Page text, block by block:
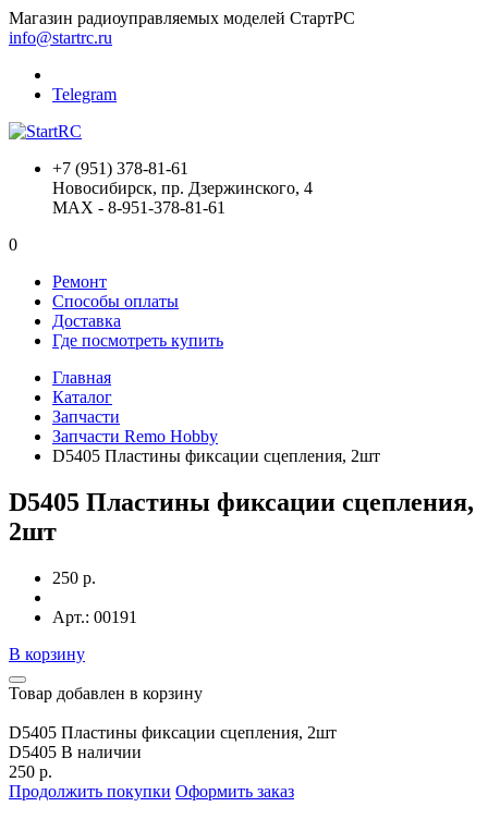
Магазин радиоуправляемых моделей СтартРС
info@startrc.ru
Telegram
+7 (951) 378-81-61
Новосибирск, пр. Дзержинского, 4
MAX - 8-951-378-81-61
0
Ремонт
Способы оплаты
Доставка
Где посмотреть купить
Главная
Каталог
Запчасти
Запчасти Remo Hobby
D5405 Пластины фиксации сцепления, 2шт
D5405 Пластины фиксации сцепления,
2шт
250 р.
Арт.: 00191
В корзину
Товар добавлен в корзину
D5405 Пластины фиксации сцепления, 2шт
D5405 В наличии
250 р.
Продолжить покупки Оформить заказ